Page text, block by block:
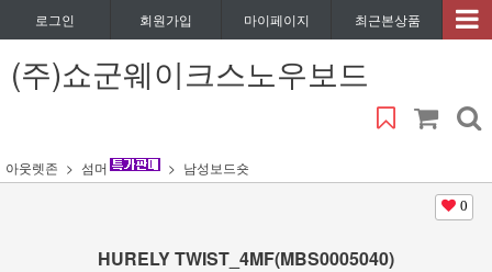
로그인 회원가입 마이페이지 최근본상품
(주)쇼군웨이크스노우보드
아웃렛존 섬머 남성보드숏
0
HURELY TWIST_4MF(MBS0005040)